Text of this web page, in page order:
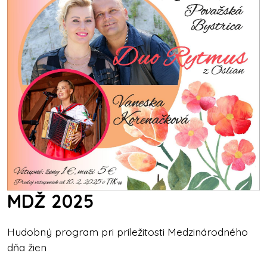
MDŽ 2025
Hudobný program pri príležitosti Medzinárodného
dňa žien